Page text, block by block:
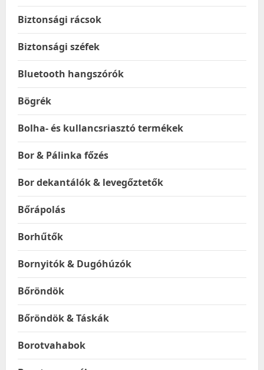
Biztonsági rácsok
Biztonsági széfek
Bluetooth hangszórók
Bögrék
Bolha- és kullancsriasztó termékek
Bor & Pálinka főzés
Bor dekantálók & levegőztetők
Bőrápolás
Borhűtők
Bornyitók & Dugóhúzók
Bőröndök
Bőröndök & Táskák
Borotvahabok